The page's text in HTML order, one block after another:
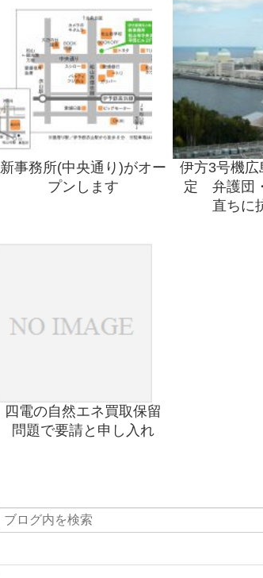
新事務所(中央通り)がオー
プンします
伊方3号機
定 弁護団
直ちに
四電の自然エネ買取保留
問題で要請と申し入れ